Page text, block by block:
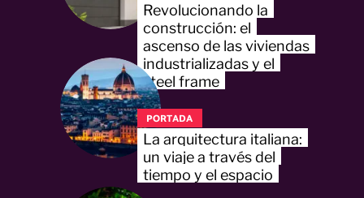
Revolucionando la
construcción: el
ascenso de las viviendas
industrializadas y el
steel frame
PORTADA
La arquitectura italiana:
un viaje a través del
tiempo y el espacio